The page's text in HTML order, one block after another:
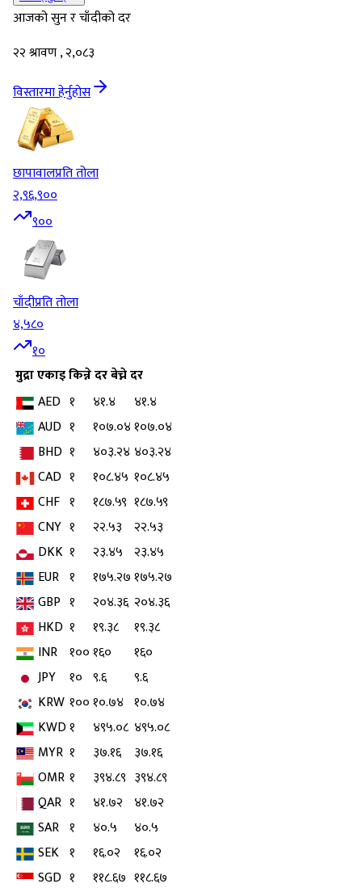
आजको सुन र चाँदीको दर
२२ श्रावण , २,०८३
विस्तारमा हेर्नुहोस
छापावालप्रति तोला
२,९६,९००
९००
चाँदीप्रति तोला
४,५८०
१०
मुद्राएकाइकिन्ने दरबेच्ने दर
AED १ ४१.४
४१.४
AUD १ १०७.०४१०७.०४
BHD १ ४०३.२४ ४०३.२४
CAD १ १०८.४५ १०८.४५
CHF १ १८७.५९ १८७.५९
CNY १ २२.५३
२२.५३
DKK १ २३.४५ २३.४५
EUR १ १७५.२७१७५.२७
GBP १ २०४.३६ २०४.३६
HKD १ १९.३८
१९.३८
INR १००१६०
१६०
JPY
१० ९.६
९.६
KRW १००१०.७४ १०.७४
KWD१ ४९५.०८ ४९५.०८
MYR १ ३७.१६
३७.१६
OMR १ ३९४.८९ ३९४.८९
QAR १ ४१.७२ ४१.७२
SAR १ ४०.५
४०.५
SEK १ १६.०२
१६.०२
SGD १ ११८.६७ ११८.६७